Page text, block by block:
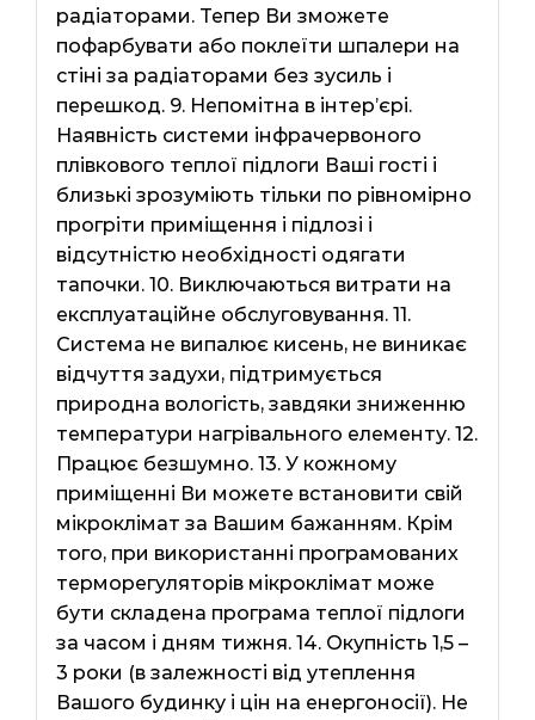
радіаторами. Тепер Ви зможете
пофарбувати або поклеїти шпалери на
стіні за радіаторами без зусиль і
перешкод. 9. Непомітна в інтер’єрі.
Наявність системи інфрачервоного
плівкового теплої підлоги Ваші гості і
близькі зрозуміють тільки по рівномірно
прогріти приміщення і підлозі і
відсутністю необхідності одягати
тапочки. 10. Виключаються витрати на
експлуатаційне обслуговування. 11.
Система не випалює кисень, не виникає
відчуття задухи, підтримується
природна вологість, завдяки зниженню
температури нагрівального елементу. 12.
Працює безшумно. 13. У кожному
приміщенні Ви можете встановити свій
мікроклімат за Вашим бажанням. Крім
того, при використанні програмованих
терморегуляторів мікроклімат може
бути складена програма теплої підлоги
за часом і дням тижня. 14. Окупність 1,5 –
3 роки (в залежності від утеплення
Вашого будинку і цін на енергоносії). Не